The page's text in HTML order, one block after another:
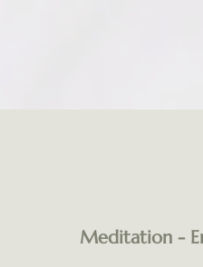
Meditation -